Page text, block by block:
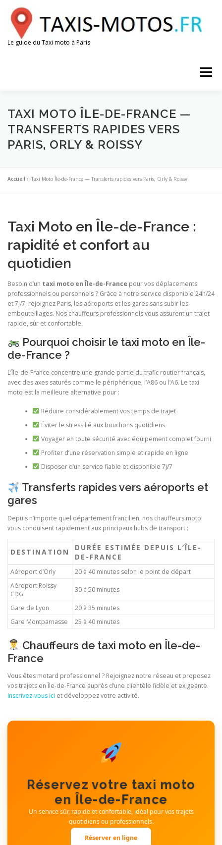
contenu
Le guide du Taxi moto à Paris
Menu
AÉROPORTS GARES ESPACE CHAUFFEUR
TAXI MOTO ÎLE-DE-FRANCE —
TRANSFERTS RAPIDES VERS
PARIS, ORLY & ROISSY
Accueil »Taxi Moto Île-de-France — Transferts rapides vers Paris, Orly & Roissy
Taxi Moto en Île-de-France :
rapidité et confort au
quotidien
Besoin d’un taxi moto en Île-de-France pour vos déplacements
professionnels ou personnels ? Grâce à notre service disponible 24h/24
et 7j/7, rejoignez Paris, les aéroports et les gares sans subir les
embouteillages. Nos chauffeurs professionnels vous assurent un trajet
rapide, sûr et confortable.
Pourquoi choisir le taxi moto en Île-
de-France ?
L’Île-de-France concentre une grande partie du trafic routier français,
avec des axes saturés comme le périphérique, l’A86 ou l’A6. Le taxi
moto est la meilleure alternative pour :
Réduire considérablement vos temps de trajet
Éviter le stress lié aux bouchons quotidiens
Voyager en toute sécurité avec équipement complet fourni
Profiter d’une réservation simple et rapide en ligne
Disposer d’un service fiable et disponible 7j/7
Transferts rapides vers aéroports et
gares
Depuis n’importe quel département francilien, nos chauffeurs moto
vous conduisent rapidement aux principaux hubs de transport :
DESTINATION
DURÉE ESTIMÉE DEPUIS L’ÎLE-
DE-FRANCE
Aéroport d’Orly
20 à 40 minutes selon le point de départ
Aéroport Roissy
CDG
30 à 50 minutes
Gare de Lyon
20 à 35 minutes
Gare Montparnasse
25 à 40 minutes
Chauffeurs de taxi moto en Île-de-
France
Vous êtes motard professionnel ? Rejoignez notre réseau et proposez
vos trajets en Île-de-France auprès d’une clientèle fidèle et exigeante.
Inscrivez-vous ici et développez votre activité.
Réservez votre taxi moto
en Île-de-France
Un service sûr, rapide et confortable, idéal pour vos trajets
quotidiens ou professionnels.
Réserver en ligne